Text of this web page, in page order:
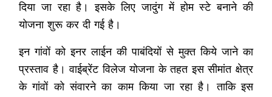
दिया जा रहा है। इसके लिए जादुंग में होम स्टे बनाने की
योजना शुरू कर दी गई है।
इन गांवों को इनर लाईन की पाबंदियों से मुक्त किये जाने का
प्रस्ताव है। वाईब्रेंट विलेज योजना के तहत इस सीमांत क्षेत्र
के गांवों को संवारने का काम किया जा रहा है। ताकि इस